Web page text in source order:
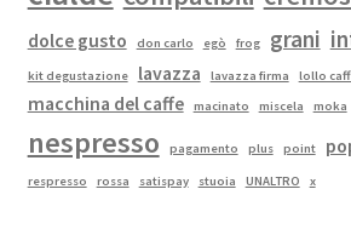
dolce gusto
don carlo egò frog grani
kit degustazione lavazza lavazza firma lollo
macchina del caffe macinato miscela moka
nespresso pagamento plus point
respresso rossa satispay stuoia UNALTRO x